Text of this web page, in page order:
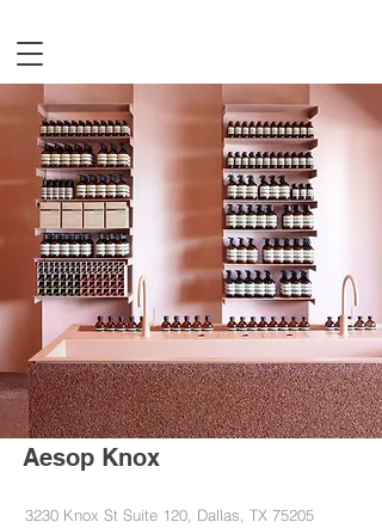
Aesop Knox
3230 Knox St Suite 120, Dallas, TX 75205